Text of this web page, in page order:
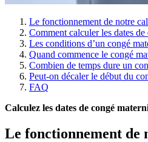
Le fonctionnement de notre
Comment calculer les dates
Les conditions d’un congé
Quand commence le congé
Combien de temps dure un
Peut-on décaler le début du
FAQ
Calculez les dates de congé
Le fonctionnement de